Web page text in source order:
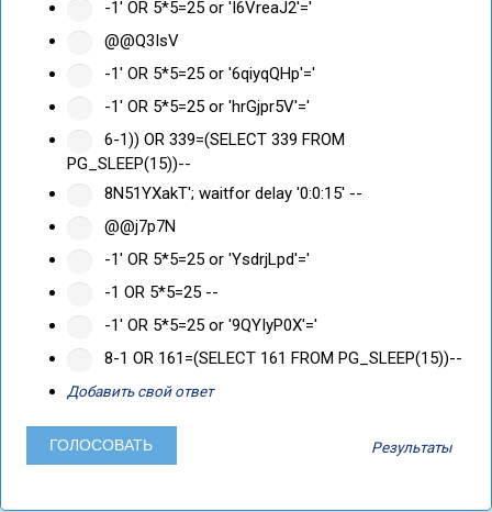
-1' OR 5*5=25 or 'I6VreaJ2'='
@@Q3IsV
-1' OR 5*5=25 or '6qiyqQHp'='
-1' OR 5*5=25 or 'hrGjpr5V'='
6-1)) OR 339=(SELECT 339 FROM
PG_SLEEP(15))--
8N51YXakT'; waitfor delay '0:0:15' --
@@j7p7N
-1' OR 5*5=25 or 'YsdrjLpd'='
-1 OR 5*5=25 --
-1' OR 5*5=25 or '9QYIyP0X'='
8-1 OR 161=(SELECT 161 FROM PG_SLEEP(15))--
Добавить свой ответ
Результаты